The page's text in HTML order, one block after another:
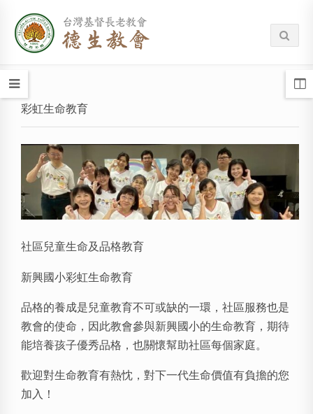
彩虹生命教育
社區兒童生命及品格教育
新興國小彩虹生命教育
品格的養成是兒童教育不可或缺的一環，社區服務也是
教會的使命，因此教會參與新興國小的生命教育，期待
能培養孩子優秀品格，也關懷幫助社區每個家庭。
歡迎對生命教育有熱忱，對下一代生命價值有負擔的您
加入！